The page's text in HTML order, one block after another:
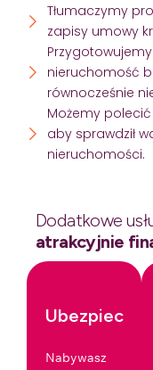
Tłumaczymy
zapisy umowy
nieruchomość
równocześnie
Możemy
aby sprawdził
nieruchomości.
Dodatkowe
atrakcyjnie
Nabywasz